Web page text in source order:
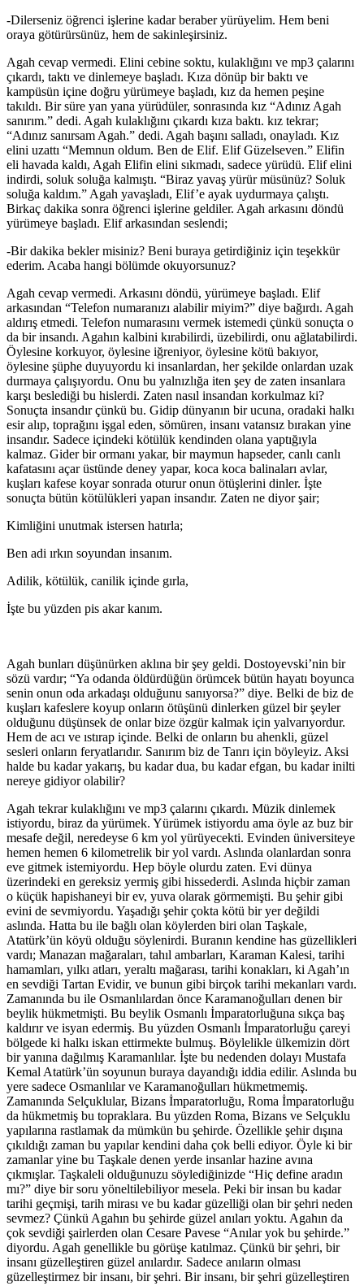
-Dilerseniz öğrenci işlerine kadar beraber yürüyelim. Hem beni
oraya götürürsünüz, hem de sakinleşirsiniz.
Agah cevap vermedi. Elini cebine soktu, kulaklığını ve mp3 çalarını
çıkardı, taktı ve dinlemeye başladı. Kıza dönüp bir baktı ve
kampüsün içine doğru yürümeye başladı, kız da hemen peşine
takıldı. Bir süre yan yana yürüdüler, sonrasında kız “Adınız Agah
sanırım.” dedi. Agah kulaklığını çıkardı kıza baktı. kız tekrar;
“Adınız sanırsam Agah.” dedi. Agah başını salladı, onayladı. Kız
elini uzattı “Memnun oldum. Ben de Elif. Elif Güzelseven.” Elifin
eli havada kaldı, Agah Elifin elini sıkmadı, sadece yürüdü. Elif elini
indirdi, soluk soluğa kalmıştı. “Biraz yavaş yürür müsünüz? Soluk
soluğa kaldım.” Agah yavaşladı, Elif’e ayak uydurmaya çalıştı.
Birkaç dakika sonra öğrenci işlerine geldiler. Agah arkasını döndü
yürümeye başladı. Elif arkasından seslendi;
-Bir dakika bekler misiniz? Beni buraya getirdiğiniz için teşekkür
ederim. Acaba hangi bölümde okuyorsunuz?
Agah cevap vermedi. Arkasını döndü, yürümeye başladı. Elif
arkasından “Telefon numaranızı alabilir miyim?” diye bağırdı. Agah
aldırış etmedi. Telefon numarasını vermek istemedi çünkü sonuçta o
da bir insandı. Agahın kalbini kırabilirdi, üzebilirdi, onu ağlatabilirdi.
Öylesine korkuyor, öylesine iğreniyor, öylesine kötü bakıyor,
öylesine şüphe duyuyordu ki insanlardan, her şekilde onlardan uzak
durmaya çalışıyordu. Onu bu yalnızlığa iten şey de zaten insanlara
karşı beslediği bu hislerdi. Zaten nasıl insandan korkulmaz ki?
Sonuçta insandır çünkü bu. Gidip dünyanın bir ucuna, oradaki halkı
esir alıp, toprağını işgal eden, sömüren, insanı vatansız bırakan yine
insandır. Sadece içindeki kötülük kendinden olana yaptığıyla
kalmaz. Gider bir ormanı yakar, bir maymun hapseder, canlı canlı
kafatasını açar üstünde deney yapar, koca koca balinaları avlar,
kuşları kafese koyar sonrada oturur onun ötüşlerini dinler. İşte
sonuçta bütün kötülükleri yapan insandır. Zaten ne diyor şair;
Kimliğini unutmak istersen hatırla;
Ben adi ırkın soyundan insanım.
Adilik, kötülük, canilik içinde gırla,
İşte bu yüzden pis akar kanım.
Agah bunları düşünürken aklına bir şey geldi. Dostoyevski’nin bir
sözü vardır; “Ya odanda öldürdüğün örümcek bütün hayatı boyunca
senin onun oda arkadaşı olduğunu sanıyorsa?” diye. Belki de biz de
kuşları kafeslere koyup onların ötüşünü dinlerken güzel bir şeyler
olduğunu düşünsek de onlar bize özgür kalmak için yalvarıyordur.
Hem de acı ve ıstırap içinde. Belki de onların bu ahenkli, güzel
sesleri onların feryatlarıdır. Sanırım biz de Tanrı için böyleyiz. Aksi
halde bu kadar yakarış, bu kadar dua, bu kadar efgan, bu kadar inilti
nereye gidiyor olabilir?
Agah tekrar kulaklığını ve mp3 çalarını çıkardı. Müzik dinlemek
istiyordu, biraz da yürümek. Yürümek istiyordu ama öyle az buz bir
mesafe değil, neredeyse 6 km yol yürüyecekti. Evinden üniversiteye
hemen hemen 6 kilometrelik bir yol vardı. Aslında olanlardan sonra
eve gitmek istemiyordu. Hep böyle olurdu zaten. Evi dünya
üzerindeki en gereksiz yermiş gibi hissederdi. Aslında hiçbir zaman
o küçük hapishaneyi bir ev, yuva olarak görmemişti. Bu şehir gibi
evini de sevmiyordu. Yaşadığı şehir çokta kötü bir yer değildi
aslında. Hatta bu ile bağlı olan köylerden biri olan Taşkale,
Atatürk’ün köyü olduğu söylenirdi. Buranın kendine has güzellikleri
vardı; Manazan mağaraları, tahıl ambarları, Karaman Kalesi, tarihi
hamamları, yılkı atları, yeraltı mağarası, tarihi konakları, ki Agah’ın
en sevdiği Tartan Evidir, ve bunun gibi birçok tarihi mekanları vardı.
Zamanında bu ile Osmanlılardan önce Karamanoğulları denen bir
beylik hükmetmişti. Bu beylik Osmanlı İmparatorluğuna sıkça baş
kaldırır ve isyan edermiş. Bu yüzden Osmanlı İmparatorluğu çareyi
bölgede ki halkı iskan ettirmekte bulmuş. Böylelikle ülkemizin dört
bir yanına dağılmış Karamanlılar. İşte bu nedenden dolayı Mustafa
Kemal Atatürk’ün soyunun buraya dayandığı iddia edilir. Aslında bu
yere sadece Osmanlılar ve Karamanoğulları hükmetmemiş.
Zamanında Selçuklular, Bizans İmparatorluğu, Roma İmparatorluğu
da hükmetmiş bu topraklara. Bu yüzden Roma, Bizans ve Selçuklu
yapılarına rastlamak da mümkün bu şehirde. Özellikle şehir dışına
çıkıldığı zaman bu yapılar kendini daha çok belli ediyor. Öyle ki bir
zamanlar yine bu Taşkale denen yerde insanlar hazine avına
çıkmışlar. Taşkaleli olduğunuzu söylediğinizde “Hiç define aradın
mı?” diye bir soru yöneltilebiliyor mesela. Peki bir insan bu kadar
tarihi geçmişi, tarih mirası ve bu kadar güzelliği olan bir şehri neden
sevmez? Çünkü Agahın bu şehirde güzel anıları yoktu. Agahın da
çok sevdiği şairlerden olan Cesare Pavese “Anılar yok bu şehirde.”
diyordu. Agah genellikle bu görüşe katılmaz. Çünkü bir şehri, bir
insanı güzelleştiren güzel anılardır. Sadece anıların olması
güzelleştirmez bir insanı, bir şehri. Bir insanı, bir şehri güzelleştiren